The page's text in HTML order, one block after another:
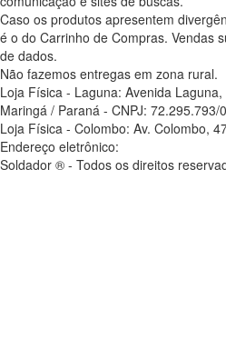
Caso os produtos apresentem
é o do Carrinho de Compras. Vendas
de dados.
Não fazemos entregas em zona rural.
Loja Física - Laguna: Avenida
Maringá / Paraná - CNPJ: 72.295.793/
Loja Física - Colombo: Av. Colombo,
Endereço eletrônico:
Soldador ® - Todos os direitos